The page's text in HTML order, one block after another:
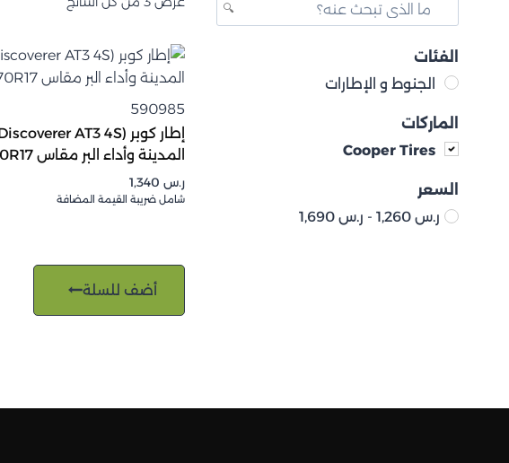
590985
المدينة وأداء البر مقاس P285/70R17
ر.س1,340
شامل ضريبة القيمة المضافة
أضف للسلة
الفئات
الجنوط و الإطارات
الماركات
Cooper Tires
السعر
ر.س 1,260
- ر.س 1,690